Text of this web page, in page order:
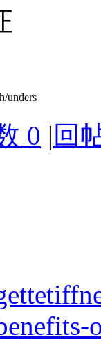
unders
0 | 回